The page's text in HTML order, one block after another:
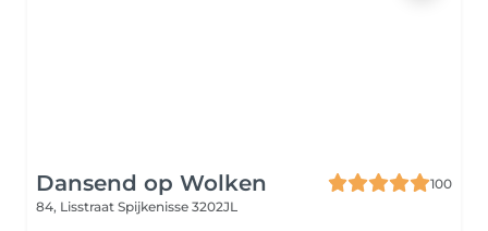
Dansend op Wolken
100
84, Lisstraat Spijkenisse 3202JL